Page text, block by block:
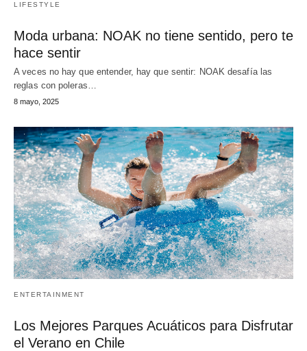
LIFESTYLE
Moda urbana: NOAK no tiene sentido, pero te
hace sentir
A veces no hay que entender, hay que sentir: NOAK desafía las
reglas con poleras…
8 mayo, 2025
ENTERTAINMENT
Los Mejores Parques Acuáticos para Disfrutar
el Verano en Chile